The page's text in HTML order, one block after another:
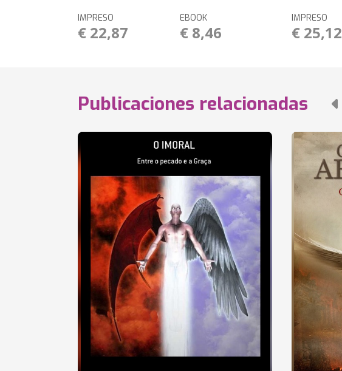
IMPRESO
€ 22,87
EBOOK
€ 8,46
IMPRESO
€ 25,12
Publicaciones relacionadas